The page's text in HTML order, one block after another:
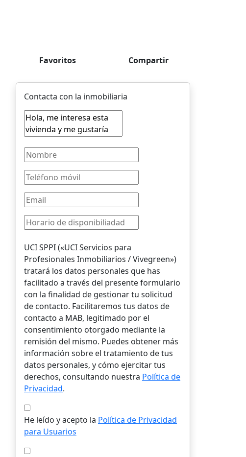
Favoritos Compartir
Contacta con la inmobiliaria
UCI SPPI («UCI Servicios para
Profesionales Inmobiliarios / Vivegreen»)
tratará los datos personales que has
facilitado a través del presente formulario
con la finalidad de gestionar tu solicitud
de contacto. Facilitaremos tus datos de
contacto a MAB, legitimado por el
consentimiento otorgado mediante la
remisión del mismo. Puedes obtener más
información sobre el tratamiento de tus
datos personales, y cómo ejercitar tus
derechos, consultando nuestra Política de
Privacidad.
He leído y acepto la Política de Privacidad
para Usuarios